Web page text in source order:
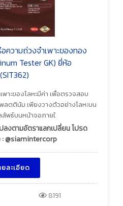
ความถ่วงจำเพาะของทอง
Tester GK) ยี่ห้อ
พาะของโลหะมีค่า เพื่อตรวจสอบ
ลตตินัม เพียงวางตัวอย่างโลหะบน
พธ์บนหน้าจอภายใ
ลงตามอัตราแลกเปลี่ยน โปรด
: @siamintercorp
ละเอียด
8191